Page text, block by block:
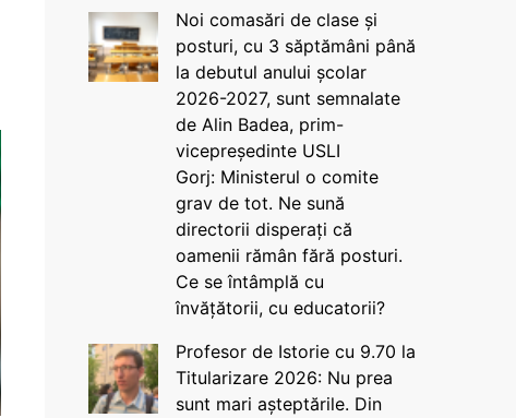
Noi comasări de clase și
posturi, cu 3 săptămâni până
la debutul anului școlar
2026-2027, sunt semnalate
de Alin Badea, prim-
vicepreședinte USLI
Gorj: Ministerul o comite
grav de tot. Ne sună
directorii disperați că
oamenii rămân fără posturi.
Ce se întâmplă cu
învățătorii, cu educatorii?
Profesor de Istorie cu 9.70 la
Titularizare 2026: Nu prea
sunt mari așteptările. Din